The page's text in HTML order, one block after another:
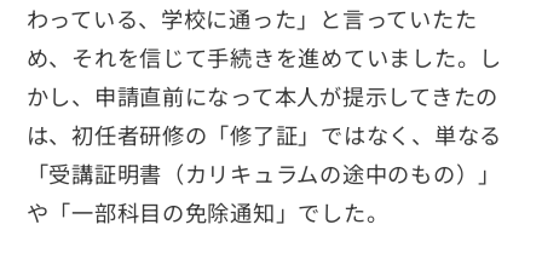
わっている、学校に通った」と言っていたた
め、それを信じて手続きを進めていました。し
かし、申請直前になって本人が提示してきたの
は、初任者研修の「修了証」ではなく、単なる
「受講証明書（カリキュラムの途中のもの）」
や「一部科目の免除通知」でした。